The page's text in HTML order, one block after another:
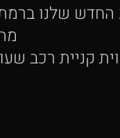
שלנו ברמת
קניית רכב